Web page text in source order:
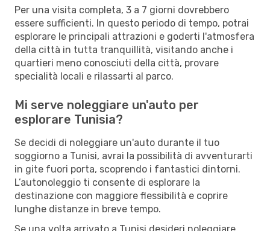
Per una visita completa, 3 a 7 giorni dovrebbero
essere sufficienti. In questo periodo di tempo, potrai
esplorare le principali attrazioni e goderti l'atmosfera
della città in tutta tranquillità, visitando anche i
quartieri meno conosciuti della città, provare
specialità locali e rilassarti al parco.
Mi serve noleggiare un'auto per
esplorare Tunisia?
Se decidi di noleggiare un'auto durante il tuo
soggiorno a Tunisi, avrai la possibilità di avventurarti
in gite fuori porta, scoprendo i fantastici dintorni.
L’autonoleggio ti consente di esplorare la
destinazione con maggiore flessibilità e coprire
lunghe distanze in breve tempo.